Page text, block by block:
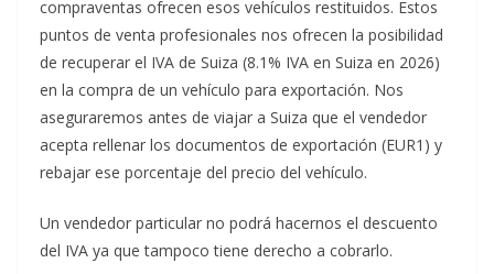
compraventas ofrecen esos vehículos restituidos. Estos
puntos de venta profesionales nos ofrecen la posibilidad
de recuperar el IVA de Suiza (8.1% IVA en Suiza en 2026)
en la compra de un vehículo para exportación. Nos
aseguraremos antes de viajar a Suiza que el vendedor
acepta rellenar los documentos de exportación (EUR1) y
rebajar ese porcentaje del precio del vehículo.
Un vendedor particular no podrá hacernos el descuento
del IVA ya que tampoco tiene derecho a cobrarlo.